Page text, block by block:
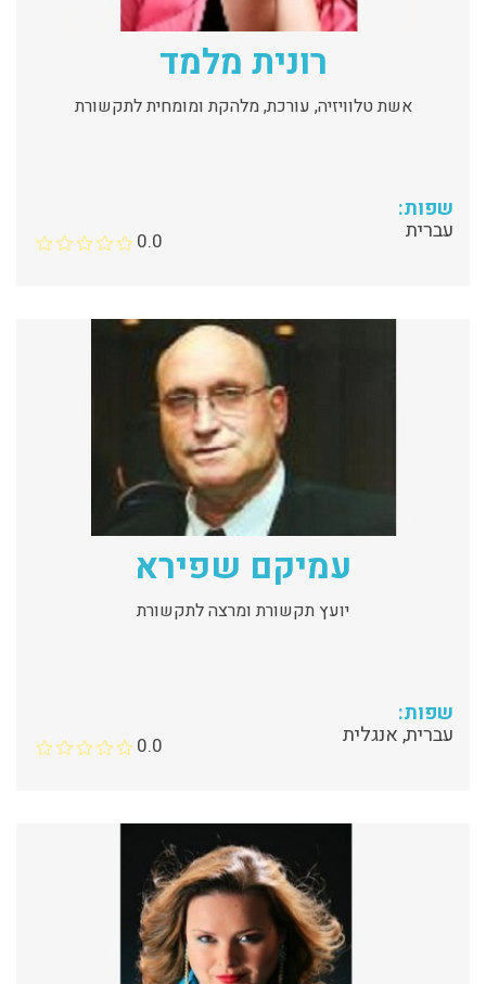
רונית מלמד
אשת טלוויזיה, עורכת, מלהקת ומומחית לתקשורת
שפות:
עברית 0.0
עמיקם שפירא
יועץ תקשורת ומרצה לתקשורת
שפות:
עברית, אנגלית 0.0